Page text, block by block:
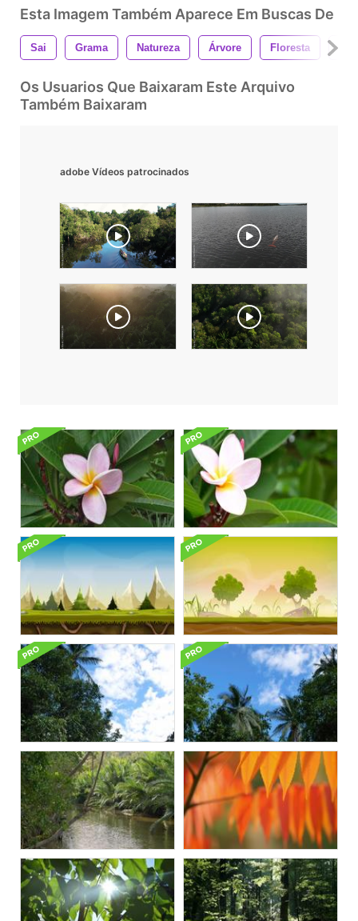
Esta Imagem Também Aparece Em Buscas De
Sai Grama Natureza Árvore Floresta
Os Usuarios Que Baixaram Este Arquivo
Também Baixaram
adobe Vídeos patrocinados